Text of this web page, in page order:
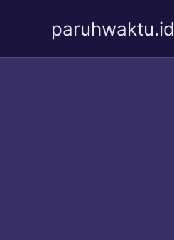
paruhwaktu.id